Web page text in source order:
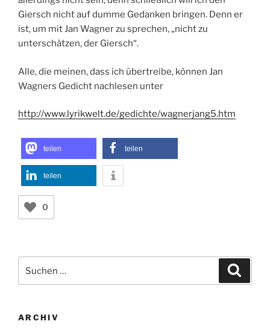
Giersch nicht auf dumme Gedanken bringen. Denn er
ist, um mit Jan Wagner zu sprechen, „nicht zu
unterschätzen, der Giersch“.
Alle, die meinen, dass ich übertreibe, können Jan
Wagners Gedicht nachlesen unter
http://www.lyrikwelt.de/gedichte/wagnerjang5.htm
teilen teilen
teilen
0
nach:
ARCHIV